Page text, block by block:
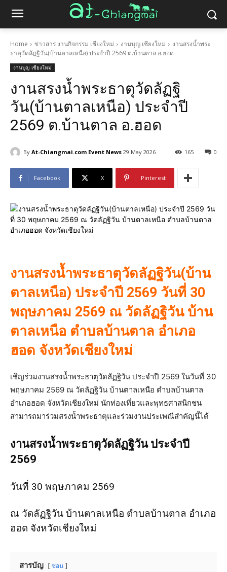
Home ข่าวสาร งานกิจกรรม เชียงใหม่ งานบุญ เชียงใหม่
งานสรงน้ำพระ
ธาตุวัดลัฏฐิวัน(บ้านตาลเหนือ) ประจำปี 2569 ต.บ้านตาล อ.ฮอด
งานบุญ เชียงใหม่
งานสรงน้ำพระธาตุวัดลัฏฐิ
วัน(บ้านตาลเหนือ) ประจำปี
2569 ต.บ้านตาล อ.ฮอด
By At-Chiangmai.com Event News 29 May 2026 0
165
Facebook X Pinterest
งานสรงน้ำพระธาตุวัดลัฏฐิวัน(บ้าน
ตาลเหนือ) ประจำปี 2569 วันที่ 30
พฤษภาคม 2569 ณ วัดลัฏฐิวัน บ้าน
ตาลเหนือ ตำบลบ้านตาล อำเภอ
ฮอด จังหวัดเชียงใหม่
เชิญร่วมงานสรงน้ำพระธาตุวัดลัฏฐิวัน ประจำปี 2569 ในวันที่ 30
พฤษภาคม 2569 ณ วัดลัฏฐิวัน บ้านตาลเหนือ ตำบลบ้านตาล
อำเภอฮอด จังหวัดเชียงใหม่ นักท่องเที่ยวและพุทธศาสนิกชน
สามารถมาร่วมสรงน้ำพระธาตุและร่วมงานประเพณีสำคัญนี้ได้
งานสรงน้ำพระธาตุวัดลัฏฐิวัน ประจำปี
2569
วันที่ 30 พฤษภาคม 2569
ณ วัดลัฏฐิวัน บ้านตาลเหนือ ตำบลบ้านตาล อำเภอ
ฮอด จังหวัดเชียงใหม่
สารบัญ ซ่อน